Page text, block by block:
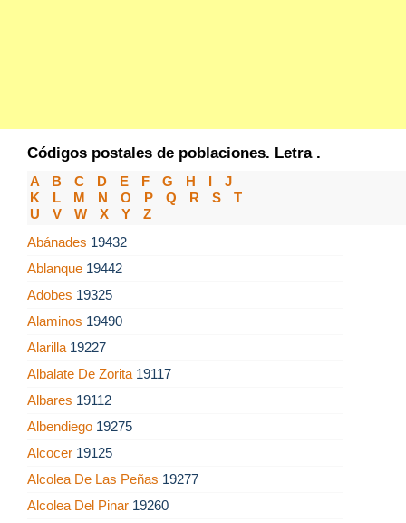
Códigos postales de poblaciones. Letra .
A B C D E F G H I
J
K
L M N O P Q R S
T
U
V W X Y
Z
Abánades 19432
Ablanque 19442
Adobes 19325
Alaminos 19490
Alarilla 19227
Albalate De Zorita 19117
Albares 19112
Albendiego 19275
Alcocer 19125
Alcolea De Las Peñas 19277
Alcolea Del Pinar 19260